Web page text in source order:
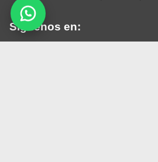
Siguenos en: